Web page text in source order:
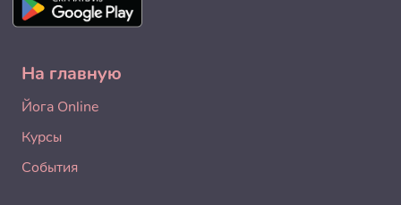
На главную
Йога Online
Курсы
События